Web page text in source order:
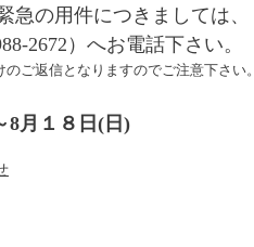
急の用件につきましては、
2672）へお電話下さい。
ご返信となりますのでご注意下さい。
8月１８日(日)